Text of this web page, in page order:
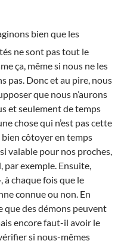
bien que les
ne sont pas tout le
ça, même si nous ne les
pas. Donc et au pire, nous
que nous n’aurons
et seulement de temps
chose qui n’est pas cette
côtoyer en temps
valable pour nos proches,
exemple. Ensuite,
, à chaque fois que le
connue ou non. En
que des démons peuvent
encore faut-il avoir le
si nous-mêmes